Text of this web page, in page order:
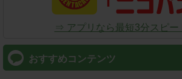
⇒ アプリなら最短3分スピー
おすすめコンテンツ